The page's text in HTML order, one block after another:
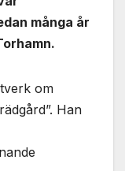
många år
om
Han